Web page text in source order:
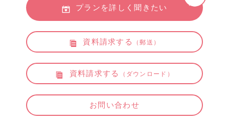
プランを詳しく聞きたい
資料請求する （郵送）
資料請求する （ダウンロード）
お問い合わせ